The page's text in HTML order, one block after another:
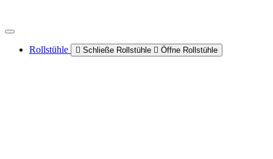
Rollstühle Schließe Rollstühle Öffne Rollstühle